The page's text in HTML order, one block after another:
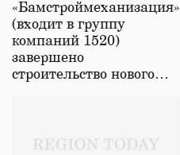
«Бамстроймеханизация»
(входит в группу
компаний 1520)
завершено
строительство нового…